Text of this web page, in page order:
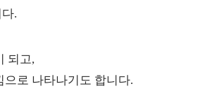
.
되고,
로 나타나기도 합니다.